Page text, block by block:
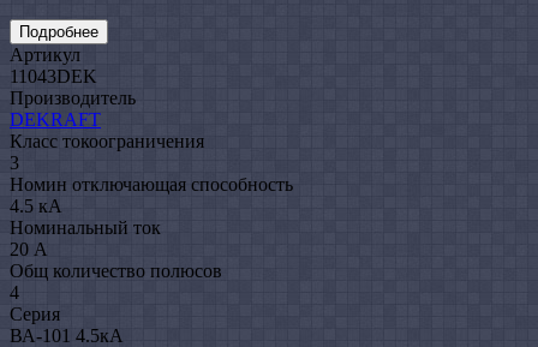
Подробнее
Артикул
11043DEK
Производитель
DEKRAFT
Класс токоограничения
3
Номин отключающая способность
4.5 кА
Номинальный ток
20 А
Общ количество полюсов
4
Серия
ВА-101 4.5кА